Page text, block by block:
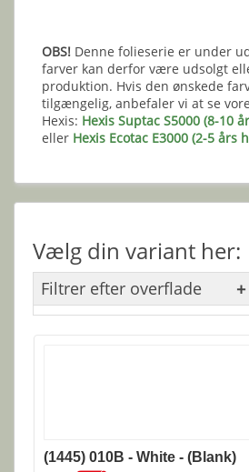
OBS! Denne folieserie er under
farver kan derfor være udsolgt
produktion. Hvis den ønskede
tilgængelig, anbefaler vi at se
Hexis: Hexis Suptac S5000 (8-10
eller Hexis Ecotac E3000 (2-5 års
Vælg din variant her:
Filtrer efter overflade
(1445) 010B - White - (Blank)